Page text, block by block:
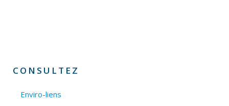
CONSULTEZ
Enviro-liens